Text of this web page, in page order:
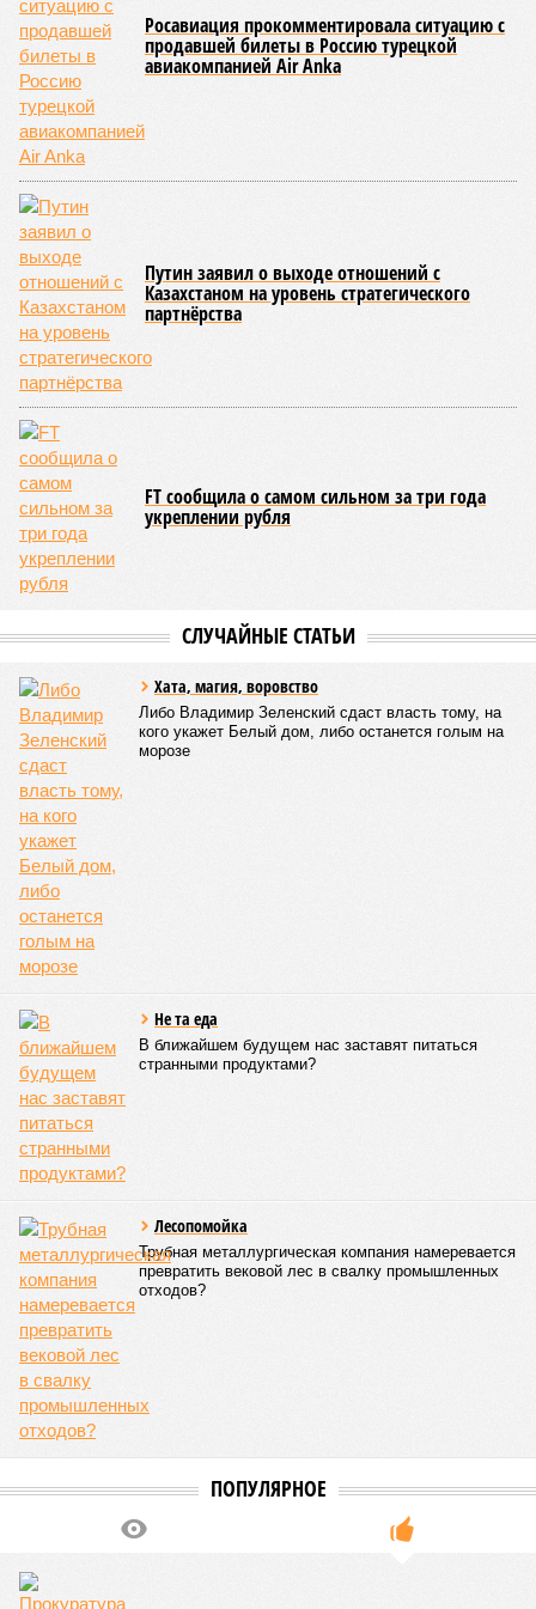
Росавиация прокомментировала ситуацию с
продавшей билеты в Россию турецкой
авиакомпанией Air Anka
Путин заявил о выходе отношений с
Казахстаном на уровень стратегического
партнёрства
FT сообщила о самом сильном за три года
укреплении рубля
СЛУЧАЙНЫЕ СТАТЬИ
Хата, магия, воровство
Либо Владимир Зеленский сдаст власть тому, на
кого укажет Белый дом, либо останется голым на
морозе
Не та еда
В ближайшем будущем нас заставят питаться
странными продуктами?
Лесопомойка
Трубная металлургическая компания намеревается
превратить вековой лес в свалку промышленных
отходов?
ПОПУЛЯРНОЕ